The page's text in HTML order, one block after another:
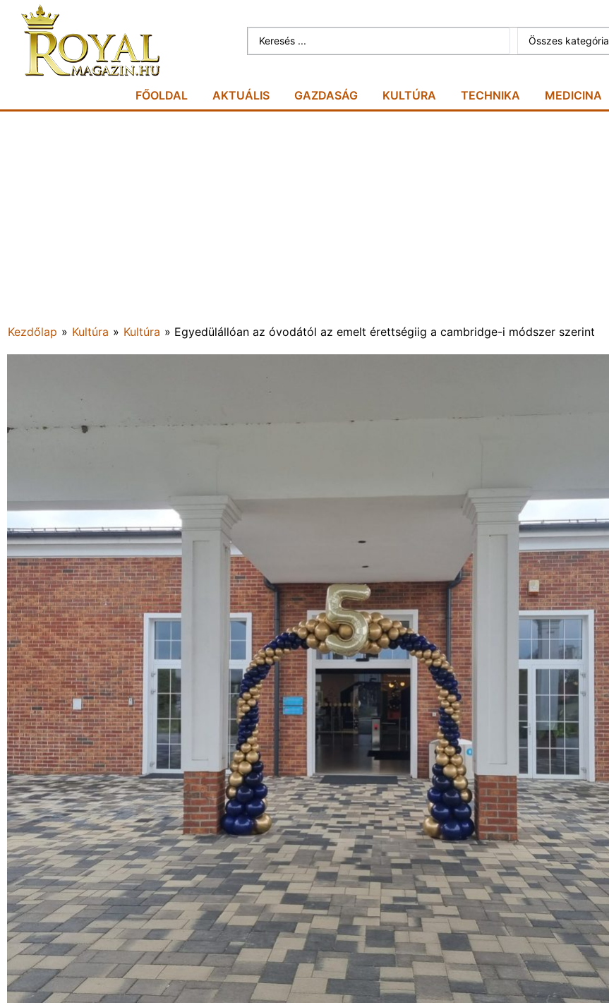
Összes kategória
FŐOLDAL AKTUÁLIS GAZDASÁG KULTÚRA TECHNIKA MEDICINA
Kezdőlap » Kultúra » Kultúra » Egyedülállóan az óvodától az emelt érettségiig a cambridge-i módszer szerint